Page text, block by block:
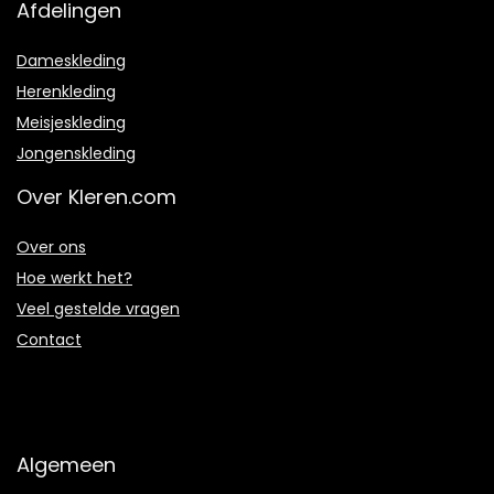
Afdelingen
Dameskleding
Herenkleding
Meisjeskleding
Jongenskleding
Over Kleren.com
Over ons
Hoe werkt het?
Veel gestelde vragen
Contact
Algemeen